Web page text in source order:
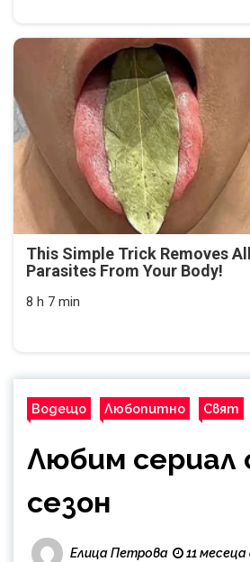
This Simple Trick Removes All
Parasites From Your Body!
8 h 7 min
Водещо Любопитно Свят
Любим сериал
сезон
Елица Петрова 11 месеца